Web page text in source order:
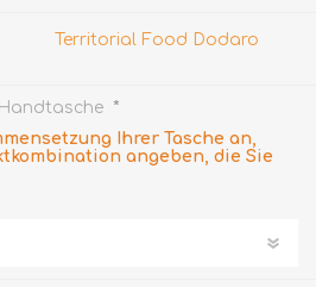
Territorial Food Dodaro
Handtasche *
Ihrer Tasche an,
angeben, die Sie